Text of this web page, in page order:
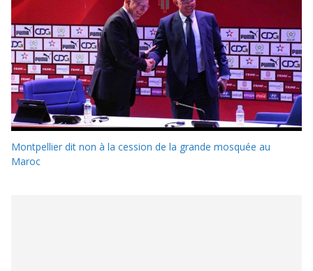
Montpellier dit non à la cession de la grande mosquée au
Maroc